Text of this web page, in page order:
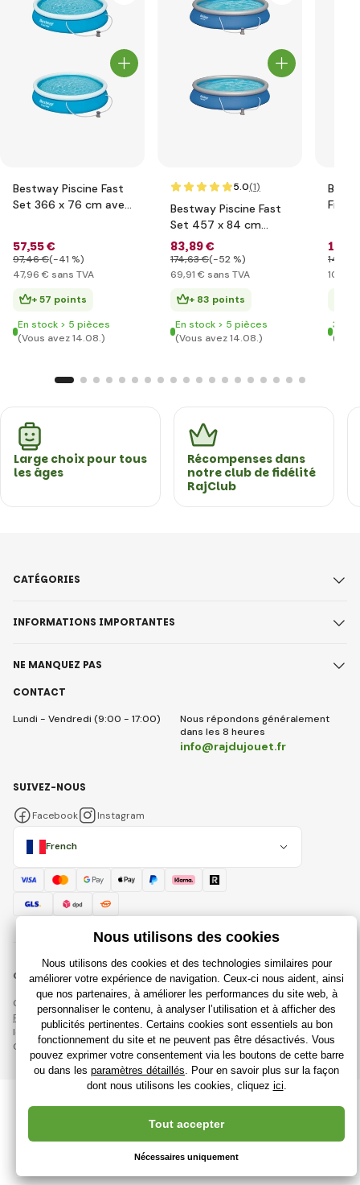
Bestway Piscine Fast
Set 366 x 76 cm avec
57,55 €
97,46 €(-41 %)
47,96 € sans TVA
+ 57 points
En stock > 5 pièces
(Vous avez 14.08.)
5.0(1)
Bestway Piscine Fast
Set 457 x 84 cm
avec filtration
83,89 €
174,63 €(-52 %)
69,91 € sans TVA
+ 83 points
En stock > 5 pièces
(Vous avez 14.08.)
126
145
105
3
Large choix pour tous
les âges
Récompenses dans
notre club de fidélité
RajClub
CONTACT
Lundi - Vendredi (9:00 - 17:00)
Nous répondons généralement
dans les 8 heures
info@rajdujouet.fr
CATÉGORIES
INFORMATIONS IMPORTANTES
NE MANQUEZ PAS
French
SUIVEZ-NOUS
Facebook Instagram
© 2018 - 2026 Rajdujouet.fr, Tous droits réservés
Cette page est protégée par reCAPTCHA et s'appliquent
Règles de protection des données personnelles
sociétés Google et
leur
Conditions contractuelles.
Création de boutiques en ligne performantes à partir deRIESENIA